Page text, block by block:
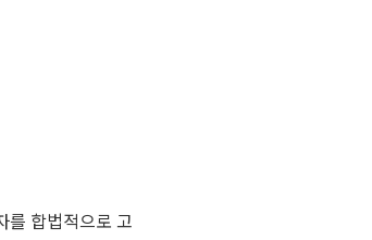
를 합법적으로 고